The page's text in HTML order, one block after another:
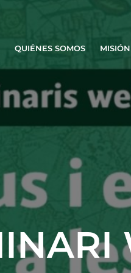
QUIÉNES SOMOS